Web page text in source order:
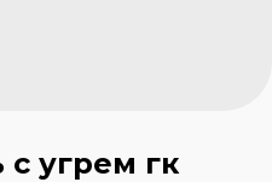
с угрем гк